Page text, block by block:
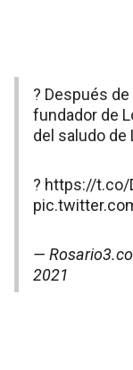
? Después
fundador de
del saludo de
? https://t.co/
—
2021